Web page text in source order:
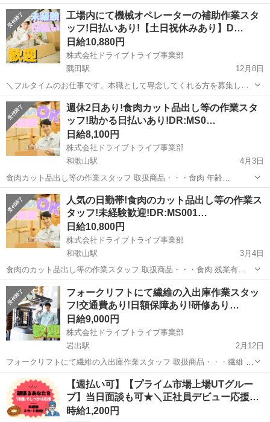
相談ください◎ 【応募資格】 ◆未経験OK ◆資格・学歴不問 ◆倉庫内
作業の経験がある方歓迎 ◎若手～ミドル、中高年の男女活躍中！ 《履
歴書不要☆...
和歌山 和歌山市 和歌山駅
工場内にて機械オペレーターの補助作業スタ
ッフ!日払いあり!【土日祝休みあり】D…
日給10,880円
株式会社ドライブトライブ事業部
隅田駅
12月8日
＼フルタイムのお仕事です。本職として専念してくれる方を募集しま
す。／ 工場内にて機械オペレーターの補助作業スタッフ 取扱商
品・・・化粧品 作業場所・・・工場内 勤務時間・・・8:20～17:20 残
業有無・・・...
和歌山 橋本市 隅田駅 倉庫 スタッフ
週休2日あり!食肉カット品出し等の作業スタ
ッフ!助かる日払いあり!DR:MS0…
日給8,100円
株式会社ドライブトライブ事業部
和歌山駅
4月3日
食肉カット品出し等の作業スタッフ 取扱商品・・・食肉 年齢
層 ・・・20～54くらいまでの方が活躍中 勤務時間・・・5:00～
14:00/6:00～14:00/7:00～14:00 ※好きな開始時間選べます ◆すぐに...
和歌山 和歌山市 和歌山駅 倉庫 スタッフ
人気の日勤帯!食肉のカット品出し等の作業ス
タッフ!未経験歓迎!DR:MS001…
日給10,800円
株式会社ドライブトライブ事業部
和歌山駅
3月4日
食肉のカット品出し等の作業スタッフ 取扱商品・・・食肉 残業有
無・・・なし 年齢層 ・・・22～45くらいまでの方が活躍中 勤務時
間・・・5:30～14:30 ◆すぐに面接出来る!◆ ※定年60まで※ ୨୧...
和歌山 和歌山市 和歌山駅 スタッフ
フォークリフトにて繊維の入出庫作業スタッ
フ!交通費あり!日額保障あり!研修あり…
日給9,000円
株式会社ドライブトライブ事業部
岩出駅
2月12日
フォークリフトにて繊維の入出庫作業スタッフ 取扱商品・・・繊維 作
業比率・・・フォークリフト5割：作業5割 作業場所・・・倉庫・工場
勤務時間・・・8:00～15:00 平均年齢・・・20～50くらいまでの方活
躍中...
和歌山 岩出市 岩出駅 倉庫 スタッフ
【週払い可】【プライム市場上場UTグルー
プ】当日面談も可★＼正社員デビュー応援…
時給1,200円